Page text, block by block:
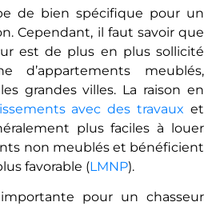
de bien spécifique pour un
Cependant, il faut savoir que
est de plus en plus sollicité
d’appartements meublés,
grandes villes. La raison en
avec des travaux et
plus faciles à louer
non meublés et bénéficient
favorable (LMNP).
pour un chasseur